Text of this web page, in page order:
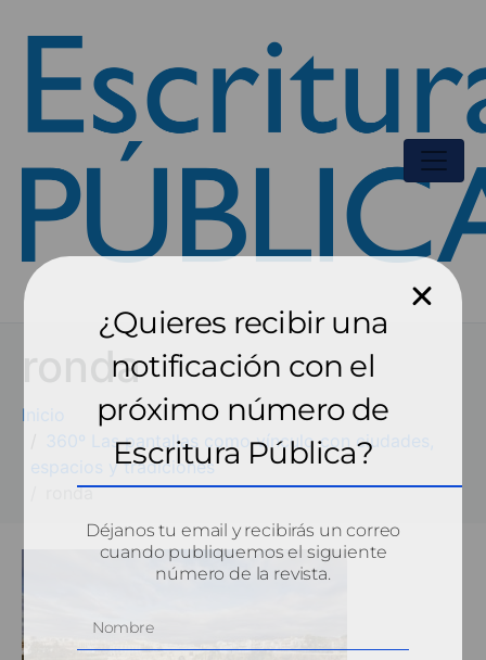
ronda
Inicio
360º Las pantallas como vínculo con ciudades,
espacios y tradiciones
ronda
¿Quieres recibir una
notificación con el
próximo número de
Escritura Pública?
Déjanos tu email y recibirás un correo
cuando publiquemos el siguiente
número de la revista.